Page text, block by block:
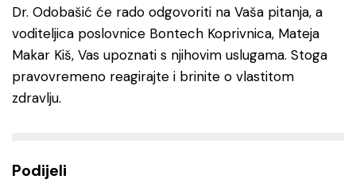
Dr. Odobašić će rado odgovoriti na Vaša pitanja, a
voditeljica poslovnice Bontech Koprivnica, Mateja
Makar Kiš, Vas upoznati s njihovim uslugama. Stoga
pravovremeno reagirajte i brinite o vlastitom
zdravlju.
Podijeli